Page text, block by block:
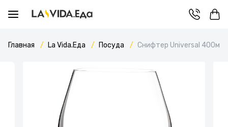
Главная La Vida.Еда Посуда Снифтер Universal 400мл